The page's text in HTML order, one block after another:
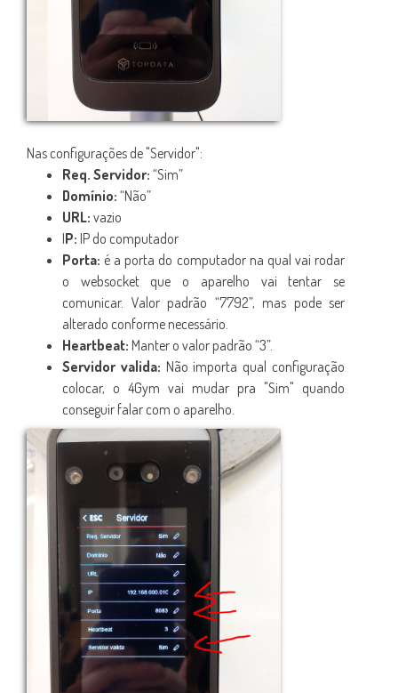
Nas configurações de "Servidor":
Req. Servidor: “Sim”
Domínio: “Não”
URL: vazio
IP: IP do computador
Porta: é a porta do computador na qual vai rodar
o websocket que o aparelho vai tentar se
comunicar. Valor padrão “7792”, mas pode ser
alterado conforme necessário.
Heartbeat: Manter o valor padrão “3”.
Servidor valida: Não importa qual configuração
colocar, o 4Gym vai mudar pra "Sim" quando
conseguir falar com o aparelho.